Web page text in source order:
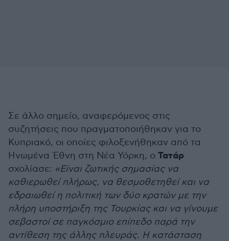
Σε άλλο σημείο, αναφερόμενος στις
συζητήσεις που πραγματοποιήθηκαν για το
Κυπριακό, οι οποίες φιλοξενήθηκαν από τα
Ηνωμένα Έθνη στη Νέα Υόρκη, ο Τατάρ
σχολίασε: «Είναι ζωτικής σημασίας να
καθιερωθεί πλήρως, να θεσμοθετηθεί και να
εδραιωθεί η πολιτική των δύο κρατών με την
πλήρη υποστήριξη της Τουρκίας και να γίνουμε
σεβαστοί σε παγκόσμιο επίπεδο παρά την
αντίθεση της άλλης πλευράς. Η κατάσταση